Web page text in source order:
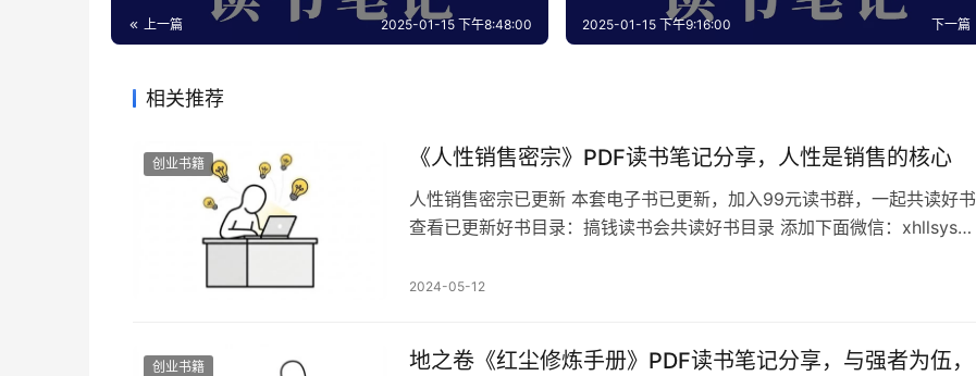
上一篇 2025-01-15 下午8:48:00 下一篇
2025-01-15 下午9:16:00
相关推荐
创业书籍 《人性销售密宗》PDF读书笔记分享，人性是销售的核心
人性销售密宗已更新 本套电子书已更新，加入99元读书群，一起共读好书
查看已更新好书目录：搞钱读书会共读好书目录 添加下面微信：xhllsys88
大师老杨用5大系统诠释人性销售。 1.人性篇2.营销篇3.管理篇4.心灵篇5.
2024-05-12
创业书籍
地之卷《红尘修炼手册》PDF读书笔记分享，与强者为伍，